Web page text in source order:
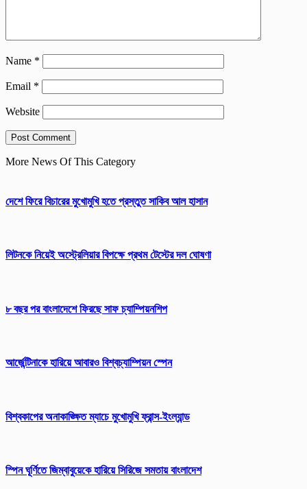
Name *
Email *
Website
More News Of This Category
দেশে ফিরে বিচারের মুখোমুখি হতে প্রস্তুত সাকিব আল হাসান
লিটনকে নিয়েই অস্ট্রেলিয়ার বিপক্ষে প্রথম টেস্টের দল ঘোষণা
৮ বছর পর বাংলাদেশে ফিরছে সাফ চ্যাম্পিয়নশিপ
আর্জেন্টিনাকে হারিয়ে আবারও বিশ্বচ্যাম্পিয়ন স্পেন
বিশ্বকাপের অনাকাঙ্ক্ষিত ম্যাচে মুখোমুখি ফ্রান্স-ইংল্যান্ড
স্পিন ঘূর্ণিতে জিম্বাবুয়েকে হারিয়ে সিরিজে সমতায় বাংলাদেশ